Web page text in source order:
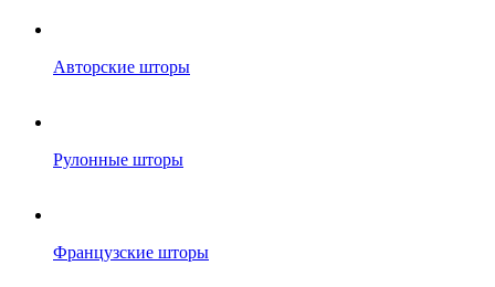
Авторские шторы
Рулонные шторы
Французские шторы